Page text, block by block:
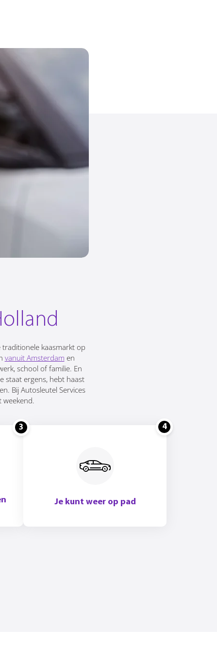
kaasmarkt op
vanuit Amsterdam en
school of familie. En
staat ergens, hebt haast
Bij Autosleutel Services
weekend.
3 4
Je kunt weer op pad